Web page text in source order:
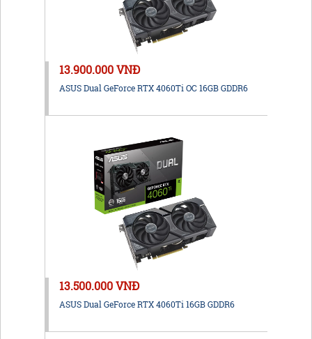
13.900.000 VNĐ
ASUS Dual GeForce RTX 4060Ti OC 16GB GDDR6
13.500.000 VNĐ
ASUS Dual GeForce RTX 4060Ti 16GB GDDR6